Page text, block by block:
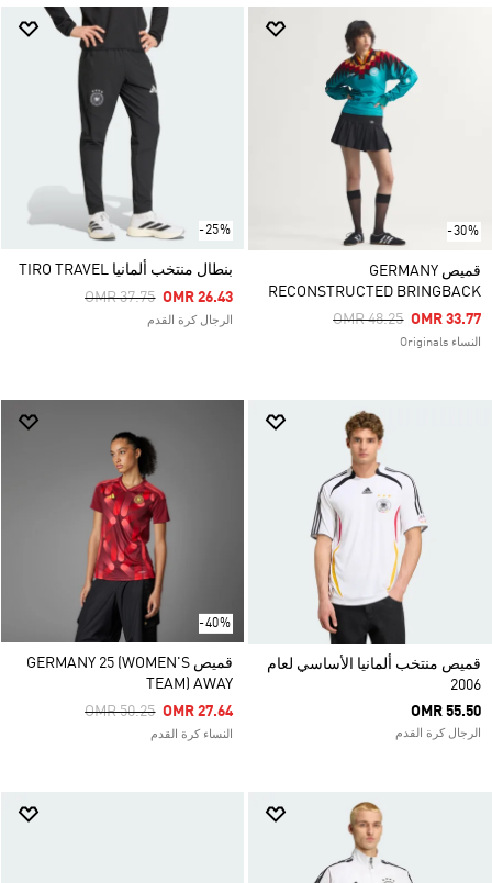
-30%
قميص GERMANY
RECONSTRUCTED BRINGBACK
Price Reduced From
OMR 48.25ToOMR 33.77
النساء Originals
-25%
بنطال منتخب ألمانيا TIRO TRAVEL
Price Reduced From
OMR 37.75ToOMR 26.43
الرجال كرة القدم
قميص منتخب ألمانيا الأساسي لعام
2006
OMR 55.50
الرجال كرة القدم
-40%
قميص GERMANY 25 (WOMEN'S
TEAM) AWAY
Price Reduced From
OMR 50.25ToOMR 27.64
النساء كرة القدم